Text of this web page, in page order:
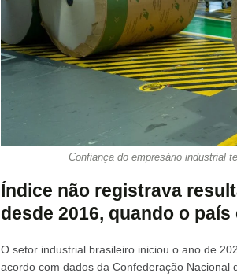
Confiança do empresário industrial
Índice não registrava
desde 2016, quando o
O setor industrial brasileiro iniciou o ano de
acordo com dados da Confederação